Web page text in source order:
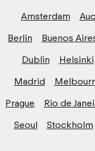
Amsterdam
Berlin
Buenos
Dublin
Helsinki
Madrid
Prague
Rio de
Seoul
Stockholm